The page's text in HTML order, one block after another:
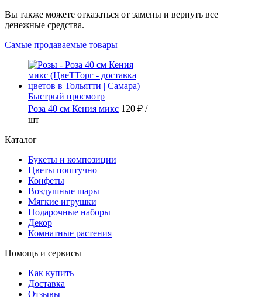
Вы также можете отказаться от замены и вернуть все
денежные средства.
Самые продаваемые товары
Быстрый просмотр
Роза 40 см Кения микс 120 ₽ /
шт
Каталог
Букеты и композиции
Цветы поштучно
Конфеты
Воздушные шары
Мягкие игрушки
Подарочные наборы
Декор
Комнатные растения
Помощь и сервисы
Как купить
Доставка
Отзывы